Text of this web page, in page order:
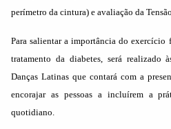
perímetro da cintura) e avaliação da
Para salientar a importância do exercício
tratamento da diabetes, será realizado
Danças Latinas que contará com a
encorajar as pessoas a incluírem a
quotidiano.